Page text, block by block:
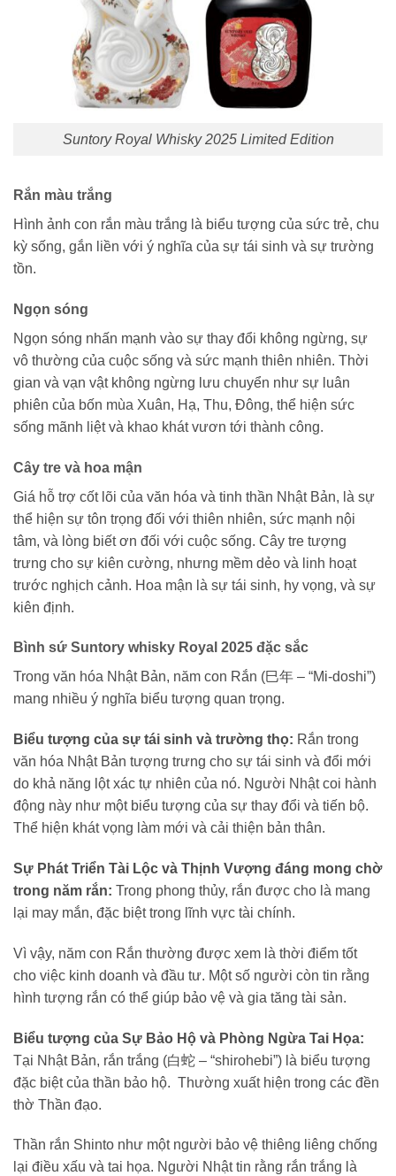
Suntory Royal Whisky 2025 Limited Edition
Rắn màu trắng
Hình ảnh con rắn màu trắng là biểu tượng của sức trẻ, chu
kỳ sống, gắn liền với ý nghĩa của sự tái sinh và sự trường
tồn.
Ngọn sóng
Ngọn sóng nhấn mạnh vào sự thay đổi không ngừng, sự
vô thường của cuộc sống và sức mạnh thiên nhiên. Thời
gian và vạn vật không ngừng lưu chuyển như sự luân
phiên của bốn mùa Xuân, Hạ, Thu, Đông, thể hiện sức
sống mãnh liệt và khao khát vươn tới thành công.
Cây tre và hoa mận
Giá hỗ trợ cốt lõi của văn hóa và tinh thần Nhật Bản, là sự
thể hiện sự tôn trọng đối với thiên nhiên, sức mạnh nội
tâm, và lòng biết ơn đối với cuộc sống. Cây tre tượng
trưng cho sự kiên cường, nhưng mềm dẻo và linh hoạt
trước nghịch cảnh. Hoa mận là sự tái sinh, hy vọng, và sự
kiên định.
Bình sứ Suntory whisky Royal 2025 đặc sắc
Trong văn hóa Nhật Bản, năm con Rắn (巳年 – “Mi-doshi”)
mang nhiều ý nghĩa biểu tượng quan trọng.
Biểu tượng của sự tái sinh và trường thọ: Rắn trong
văn hóa Nhật Bản tượng trưng cho sự tái sinh và đổi mới
do khả năng lột xác tự nhiên của nó. Người Nhật coi hành
động này như một biểu tượng của sự thay đổi và tiến bộ.
Thể hiện khát vọng làm mới và cải thiện bản thân.
Sự Phát Triển Tài Lộc và Thịnh Vượng đáng mong chờ
trong năm rắn: Trong phong thủy, rắn được cho là mang
lại may mắn, đặc biệt trong lĩnh vực tài chính.
Vì vậy, năm con Rắn thường được xem là thời điểm tốt
cho việc kinh doanh và đầu tư. Một số người còn tin rằng
hình tượng rắn có thể giúp bảo vệ và gia tăng tài sản.
Biểu tượng của Sự Bảo Hộ và Phòng Ngừa Tai Họa:
Tại Nhật Bản, rắn trắng (白蛇 – “shirohebi”) là biểu tượng
đặc biệt của thần bảo hộ. Thường xuất hiện trong các đền
thờ Thần đạo.
Thần rắn Shinto như một người bảo vệ thiêng liêng chống
lại điều xấu và tai họa. Người Nhật tin rằng rắn trắng là